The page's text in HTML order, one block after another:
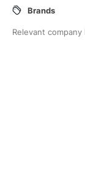
Brands
Relevant